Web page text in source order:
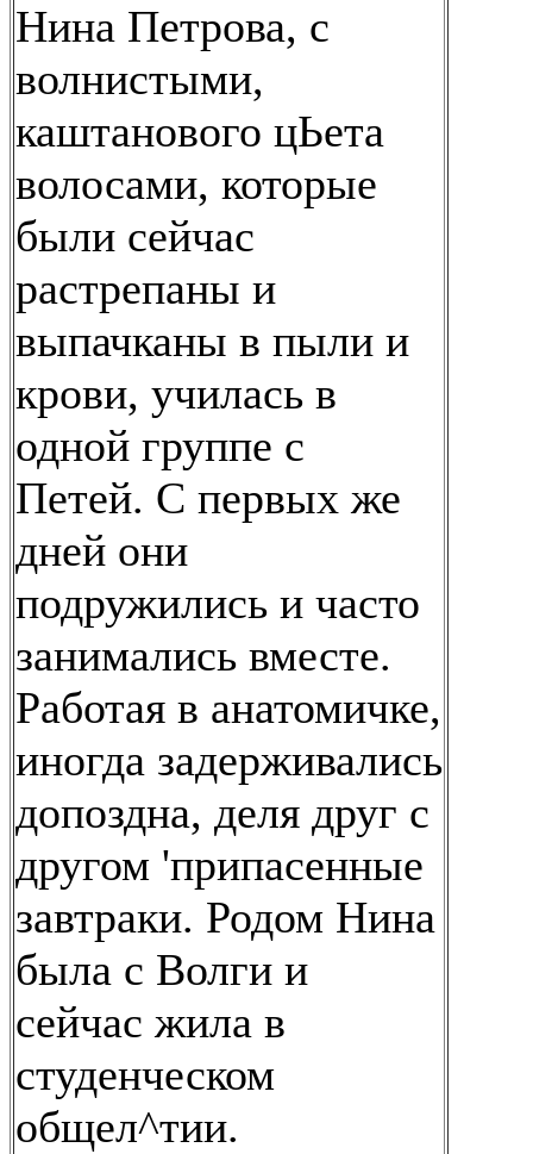
Нина Петрова, с
волнистыми,
каштанового цЬета
волосами, которые
были сейчас
растрепаны и
выпачканы в пыли и
крови, училась в
одной группе с
Петей. С первых же
дней они
подружились и часто
занимались вместе.
Работая в анатомичке,
иногда задерживались
допоздна, деля друг с
другом 'припасенные
завтраки. Родом Нина
была с Волги и
сейчас жила в
студенческом
общел^тии.